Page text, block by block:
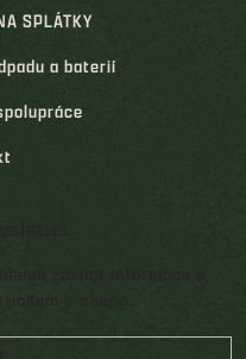
SPLÁTKY
a baterií